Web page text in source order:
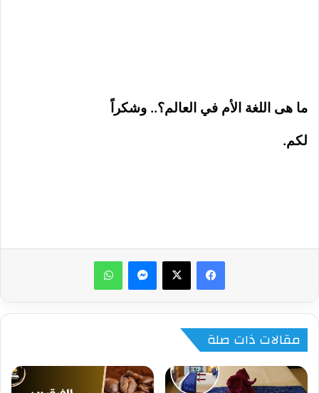
ما هى اللغة الأم في العالم؟.. وشكراً
لكم.
ماسنجر واتساب
مقالات ذات صلة